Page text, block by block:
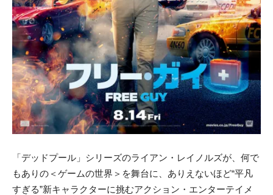
「デッドプール」シリーズのライアン・レイノルズが、何で
もありの＜ゲームの世界＞を舞台に、ありえないほど“平凡
すぎる”新キャラクターに挑むアクション・エンターテイメ